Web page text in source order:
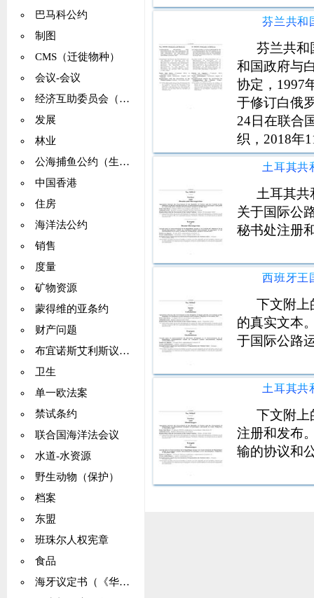
巴马科公约
制图
CMS（迁徙物种）
会议-会议
经济互助委员会（CMEA）
发展
林业
公海捕鱼公约（生活资源：养护）
中国香港
住房
海洋法公约
销售
度量
矿物资源
蒙得维的亚条约
财产问题
布宜诺斯艾利斯议定书
卫生
单一欧法案
禁试条约
联合国海洋法会议
水道-水资源
野生动物（保护）
档案
东盟
班珠尔人权宪章
食品
海牙议定书（《华沙公约》）
芬兰共和
和国政府与
协定，1997
于修订白俄
24日在联合
织，2018年
政府。真实
土耳其共
关于国际公
秘书处注册
下文附上
的真实文本
于国际公路
下文附上
注册和发布
输的协议和